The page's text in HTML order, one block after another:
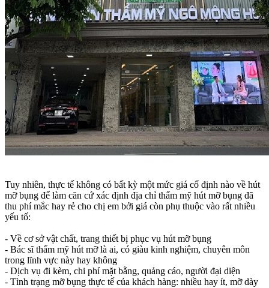
Tuy nhiên, thực tế không có bất kỳ một mức giá cố định nào về hút
mỡ bụng để làm căn cứ xác định địa chỉ thẩm mỹ hút mỡ bụng đã
thu phí mắc hay rẻ cho chị em bởi giá còn phụ thuộc vào rất nhiều
yếu tố:
- Về cơ sở vật chất, trang thiết bị phục vụ hút mỡ bụng
- Bác sĩ thẩm mỹ hút mỡ là ai, có giàu kinh nghiệm, chuyên môn
trong lĩnh vực này hay không
- Dịch vụ đi kèm, chi phí mặt bằng, quảng cáo, người đại diện
- Tình trạng mỡ bụng thực tế của khách hàng: nhiều hay ít, mỡ dày